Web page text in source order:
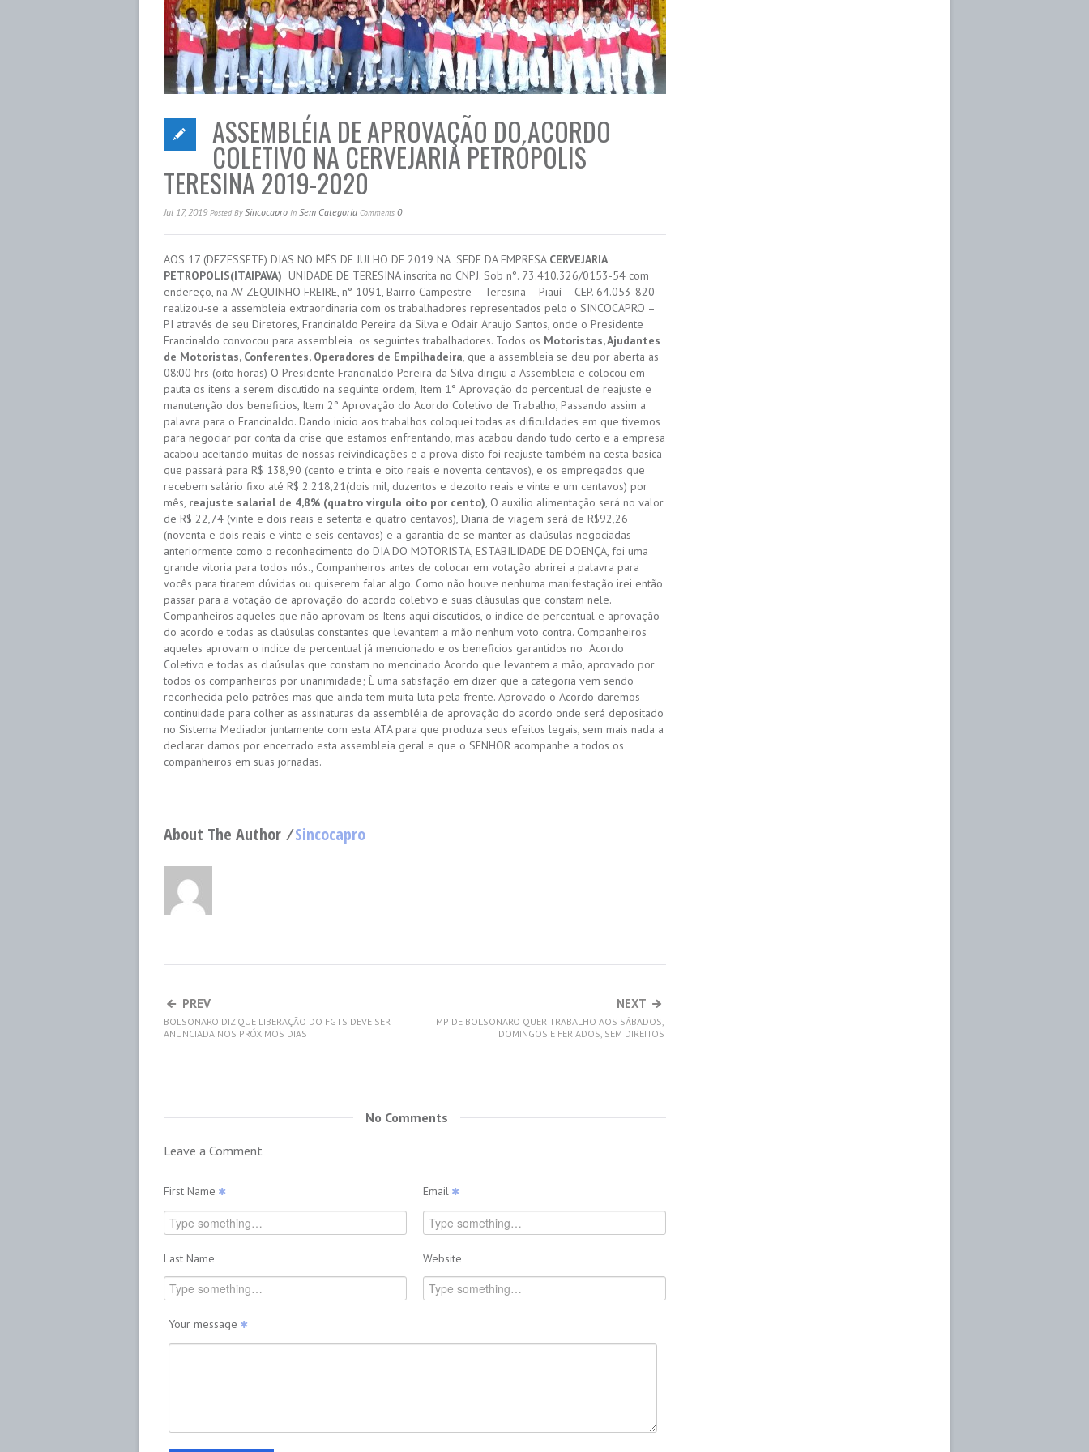
ASSEMBLÉIA DE APROVAÇÃO DO ACORDO
COLETIVO NA CERVEJARIA PETRÓPOLIS
TERESINA 2019-2020
Jul 17, 2019Posted BySincocapro In Sem Categoria Comments 0
AOS 17 (DEZESSETE) DIAS NO MÊS DE JULHO DE 2019 NA SEDE DA EMPRESA CERVEJARIA
PETROPOLIS(ITAIPAVA) UNIDADE DE TERESINA inscrita no CNPJ. Sob n°. 73.410.326/0153-54 com
endereço, na AV ZEQUINHO FREIRE, n° 1091, Bairro Campestre – Teresina – Piauí – CEP. 64.053-820
realizou-se a assembleia extraordinaria com os trabalhadores representados pelo o SINCOCAPRO –
PI através de seu Diretores, Francinaldo Pereira da Silva e Odair Araujo Santos, onde o Presidente
Francinaldo convocou para assembleia os seguintes trabalhadores. Todos os Motoristas, Ajudantes
de Motoristas, Conferentes, Operadores de Empilhadeira, que a assembleia se deu por aberta as
08:00 hrs (oito horas) O Presidente Francinaldo Pereira da Silva dirigiu a Assembleia e colocou em
pauta os itens a serem discutido na seguinte ordem, Item 1° Aprovação do percentual de reajuste e
manutenção dos beneficios, Item 2° Aprovação do Acordo Coletivo de Trabalho, Passando assim a
palavra para o Francinaldo. Dando inicio aos trabalhos coloquei todas as dificuldades em que tivemos
para negociar por conta da crise que estamos enfrentando, mas acabou dando tudo certo e a empresa
acabou aceitando muitas de nossas reivindicações e a prova disto foi reajuste também na cesta basica
que passará para R$ 138,90 (cento e trinta e oito reais e noventa centavos), e os empregados que
recebem salário fixo até R$ 2.218,21(dois mil, duzentos e dezoito reais e vinte e um centavos) por
mês, reajuste salarial de 4,8% (quatro virgula oito por cento), O auxilio alimentação será no valor
de R$ 22,74 (vinte e dois reais e setenta e quatro centavos), Diaria de viagem será de R$92,26
(noventa e dois reais e vinte e seis centavos) e a garantia de se manter as claúsulas negociadas
anteriormente como o reconhecimento do DIA DO MOTORISTA, ESTABILIDADE DE DOENÇA, foi uma
grande vitoria para todos nós., Companheiros antes de colocar em votação abrirei a palavra para
vocês para tirarem dúvidas ou quiserem falar algo. Como não houve nenhuma manifestação irei então
passar para a votação de aprovação do acordo coletivo e suas cláusulas que constam nele.
Companheiros aqueles que não aprovam os Itens aqui discutidos, o indice de percentual e aprovação
do acordo e todas as claúsulas constantes que levantem a mão nenhum voto contra. Companheiros
aqueles aprovam o indice de percentual já mencionado e os beneficios garantidos no Acordo
Coletivo e todas as claúsulas que constam no mencinado Acordo que levantem a mão, aprovado por
todos os companheiros por unanimidade; È uma satisfação em dizer que a categoria vem sendo
reconhecida pelo patrões mas que ainda tem muita luta pela frente. Aprovado o Acordo daremos
continuidade para colher as assinaturas da assembléia de aprovação do acordo onde será depositado
no Sistema Mediador juntamente com esta ATA para que produza seus efeitos legais, sem mais nada a
declarar damos por encerrado esta assembleia geral e que o SENHOR acompanhe a todos os
companheiros em suas jornadas.
About The Author ⁄Sincocapro
PREV
BOLSONARO DIZ QUE LIBERAÇÃO DO FGTS DEVE SER
ANUNCIADA NOS PRÓXIMOS DIAS
NEXT
MP DE BOLSONARO QUER TRABALHO AOS SÁBADOS,
DOMINGOS E FERIADOS, SEM DIREITOS
No Comments
Leave a Comment
First Name
Last Name
Email
Website
Your message